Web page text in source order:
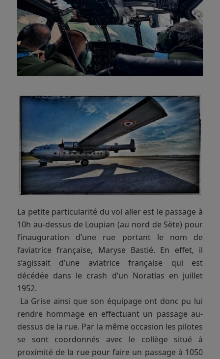
La petite particularité du vol aller est le passage à
10h au-dessus de Loupian (au nord de Sète) pour
l’inauguration d’une rue portant le nom de
l’aviatrice française, Maryse Bastié. En effet, il
s’agissait d’une aviatrice française qui est
décédée dans le crash d’un Noratlas en juillet
1952.
La Grise ainsi que son équipage ont donc pu lui
rendre hommage en effectuant un passage au-
dessus de la rue. Par la même occasion les pilotes
se sont coordonnés avec le collège situé à
proximité de la rue pour faire un passage à 1050